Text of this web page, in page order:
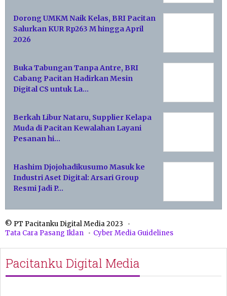
Dorong UMKM Naik Kelas, BRI Pacitan
Salurkan KUR Rp263 M hingga April
2026
Buka Tabungan Tanpa Antre, BRI
Cabang Pacitan Hadirkan Mesin
Digital CS untuk La…
Berkah Libur Nataru, Supplier Kelapa
Muda di Pacitan Kewalahan Layani
Pesanan hi…
Hashim Djojohadikusumo Masuk ke
Industri Aset Digital: Arsari Group
Resmi Jadi P…
© PT Pacitanku Digital Media 2023
Tata Cara Pasang Iklan
Cyber Media Guidelines
Pacitanku Digital Media